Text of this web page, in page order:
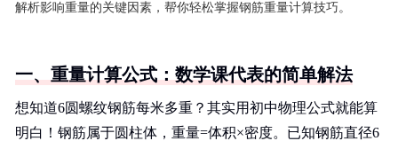
解析影响重量的关键因素，帮你轻松掌握钢筋重量计算技巧。
一、重量计算公式：数学课代表的简单解法
想知道6圆螺纹钢筋每米多重？其实用初中物理公式就能算
明白！钢筋属于圆柱体，重量=体积×密度。已知钢筋直径6